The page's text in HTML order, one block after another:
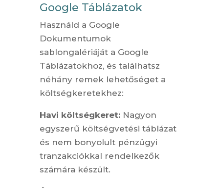
Google Táblázatok
Használd a Google
Dokumentumok
sablongalériáját a Google
Táblázatokhoz, és találhatsz
néhány remek lehetőséget a
költségkeretekhez:
Havi költségkeret:Nagyon
egyszerű költségvetési táblázat
és nem bonyolult pénzügyi
tranzakciókkal rendelkezők
számára készült.